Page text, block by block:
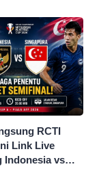
RCTI
Link Live
Indonesia vs